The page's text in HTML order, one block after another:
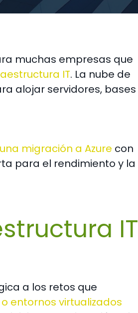
muchas empresas que
IT. La nube de
alojar servidores, bases
migración a Azure con
para el rendimiento y la
IT
a los retos que
entornos virtualizados